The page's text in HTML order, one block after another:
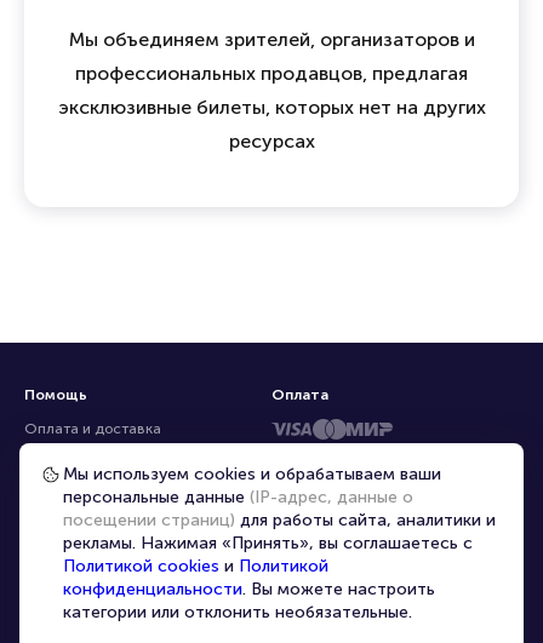
Мы объединяем зрителей, организаторов и
профессиональных продавцов, предлагая
эксклюзивные билеты, которых нет на других
ресурсах
Помощь
Оплата и доставка
Частые вопросы
Перепродажа билетов
Организаторам
Корпоративным клиентам
VIP-билеты
Оплата
Мы используем cookies и обрабатываем ваши
персональные данные (IP-адрес, данные о
посещении страниц) для работы сайта, аналитики и
рекламы. Нажимая «Принять», вы соглашаетесь с
Политикой cookies и Политикой
конфиденциальности. Вы можете настроить
категории или отклонить необязательные.